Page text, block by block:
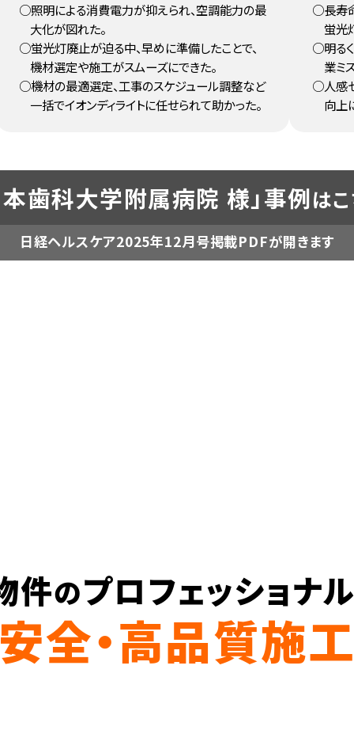
照明による消費電力が抑えられ、空調能力の最
大化が図れた。
蛍光灯廃止が迫る中、早めに準備したことで、
機材選定や施工がスムーズにできた。
機材の最適選定、工事のスケジュール調整など
一括でイオンディライトに任せられて助かった。
長寿
蛍光
明る
業ミ
人感
向上
本歯科大学附属病院 様」事例は
日経ヘルスケア2025年12月号掲載PDFが開きます
件のプロフェッショナ
全・高品質施